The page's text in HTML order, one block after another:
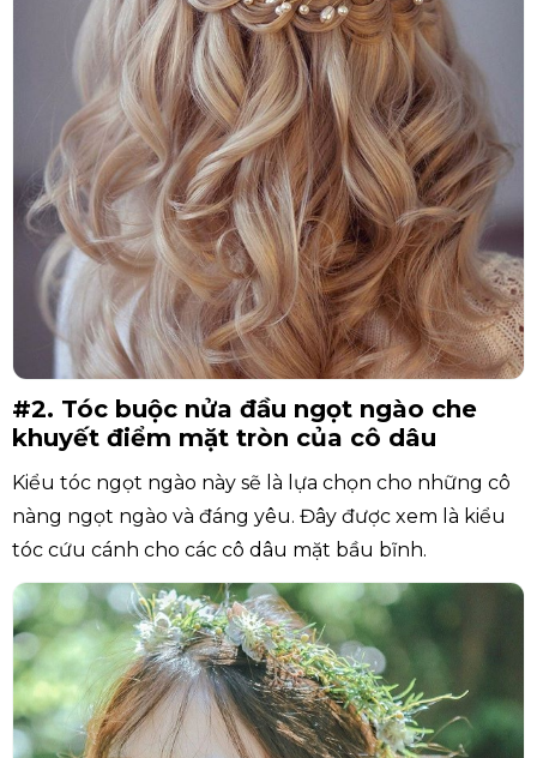
#2. Tóc buộc nửa đầu ngọt ngào che
khuyết điểm mặt tròn của cô dâu
Kiểu tóc ngọt ngào này sẽ là lựa chọn cho những cô
nàng ngọt ngào và đáng yêu. Đây được xem là kiểu
tóc cứu cánh cho các cô dâu mặt bầu bĩnh.